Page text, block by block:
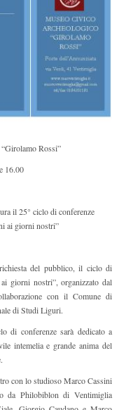
Rossi”
16.00
il 25° ciclo di conferenze
ai giorni nostri”
del pubblico, il ciclo di
giorni nostri”, organizzato dal
con il Comune di
di Studi Liguri.
di conferenze sarà dedicato a
intemelia e grande anima del
con lo studioso Marco Cassini
da Philobiblon di Ventimiglia